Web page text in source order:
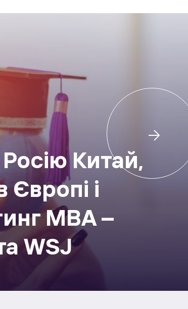
Китай,
Європі і
MBA –
WSJ